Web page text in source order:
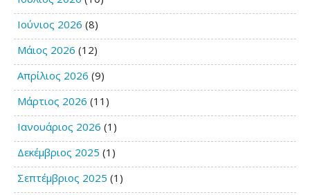
Ιούνιος 2026 (8)
Μάιος 2026 (12)
Απρίλιος 2026 (9)
Μάρτιος 2026 (11)
Ιανουάριος 2026 (1)
Δεκέμβριος 2025 (1)
Σεπτέμβριος 2025 (1)